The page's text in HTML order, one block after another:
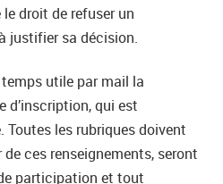
le droit de refuser un
justifier sa décision.
utile par mail la
d’inscription, qui est
les rubriques doivent
ces renseignements, seront
participation et tout